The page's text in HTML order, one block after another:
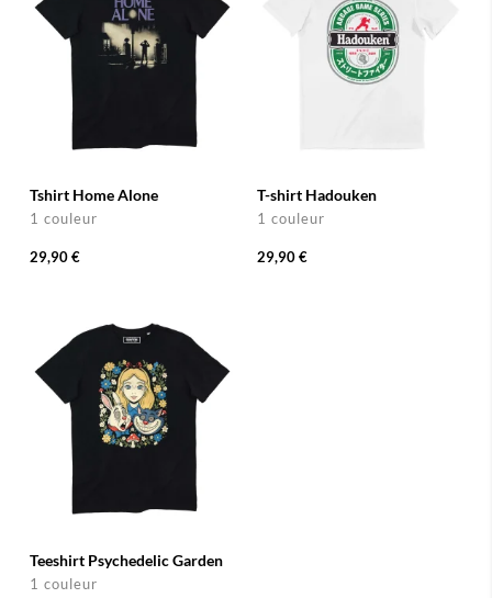
Tshirt Home Alone
1 couleur
29,90 €
T-shirt Hadouken
1 couleur
29,90 €
Teeshirt Psychedelic Garden
1 couleur